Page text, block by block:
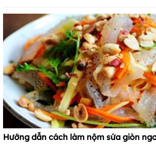
Hướng dẫn cách làm nộm sứa giòn